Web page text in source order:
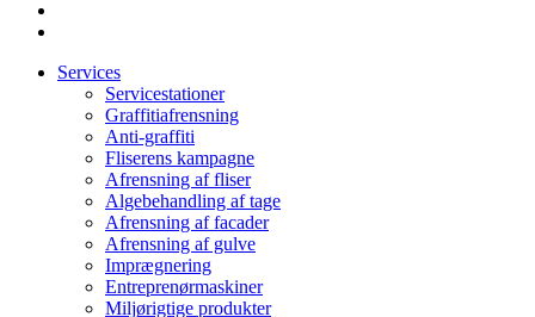
Services
Servicestationer
Graffitiafrensning
Anti-graffiti
Fliserens kampagne
Afrensning af fliser
Algebehandling af tage
Afrensning af facader
Afrensning af gulve
Imprægnering
Entreprenørmaskiner
Miljørigtige produkter